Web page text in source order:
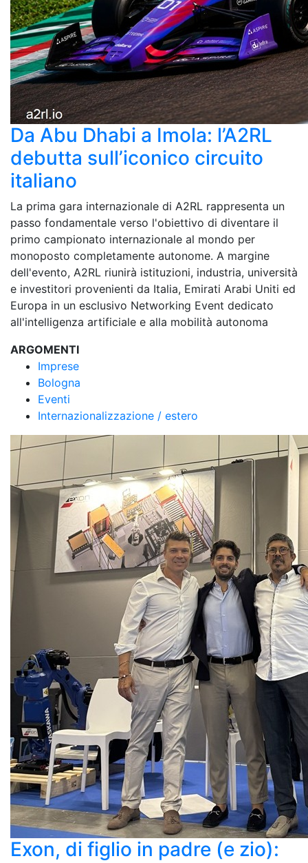
Da Abu Dhabi a Imola: l’A2RL
debutta sull’iconico circuito
italiano
La prima gara internazionale di A2RL rappresenta un
passo fondamentale verso l'obiettivo di diventare il
primo campionato internazionale al mondo per
monoposto completamente autonome. A margine
dell'evento, A2RL riunirà istituzioni, industria, università
e investitori provenienti da Italia, Emirati Arabi Uniti ed
Europa in un esclusivo Networking Event dedicato
all'intelligenza artificiale e alla mobilità autonoma
ARGOMENTI
Imprese
Bologna
Eventi
Internazionalizzazione / estero
Exon, di figlio in padre (e zio):